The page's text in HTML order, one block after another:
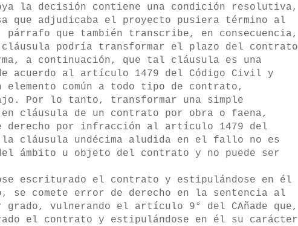
la decisión contiene una condición resolutiva,
que adjudicaba el proyecto pusiera término al
que también transcribe, en consecuencia,
cláusula podría transformar el plazo del contrato
a continuación, que tal cláusula es una
acuerdo al artículo 1479 del Código Civil y
elemento común a todo tipo de contrato,
Por lo tanto, transformar una simple
cláusula de un contrato por obra o faena,
derecho por infracción al artículo 1479 del
la cláusula undécima aludida en el fallo no es
ámbito u objeto del contrato y no puede ser
escriturado el contrato y estipulándose en él
se comete error de derecho en la sentencia al
vulnerando el artículo 9° del CAñade que,
el contrato y estipulándose en él su carácter